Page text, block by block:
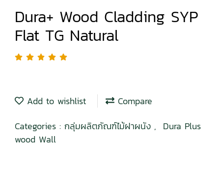
Dura+ Wood Cladding SYP
Flat TG Natural
Add to wishlist
Compare
Categories : กลุ่มผลิตภัณฑ์ไม้ฝาผนัง , Dura Plus
wood Wall